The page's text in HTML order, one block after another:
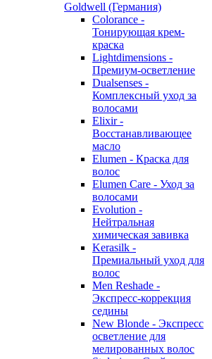
Goldwell (Германия)
Colorance -
Тонирующая крем-
краска
Lightdimensions -
Премиум-осветление
Dualsenses -
Комплексный уход за
волосами
Elixir -
Восстанавливающее
масло
Elumen - Краска для
волос
Elumen Care - Уход за
волосами
Evolution -
Нейтральная
химическая завивка
Kerasilk -
Премиальный уход для
волос
Men Reshade -
Экспресс-коррекция
седины
New Blonde - Экспресс
осветление для
мелированных волос